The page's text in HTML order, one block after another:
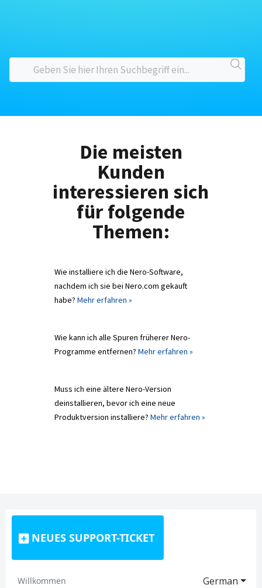
Die meisten
Kunden
interessieren sich
für folgende
Themen:
Wie installiere ich die Nero-Software,
nachdem ich sie bei Nero.com gekauft
habe? Mehr erfahren »
Wie kann ich alle Spuren früherer Nero-
Programme entfernen? Mehr erfahren »
Muss ich eine ältere Nero-Version
deinstallieren, bevor ich eine neue
Produktversion installiere? Mehr erfahren »
NEUES SUPPORT-TICKET
German
Willkommen